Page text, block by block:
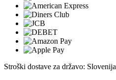
Stroški dostave za državo: Slovenija